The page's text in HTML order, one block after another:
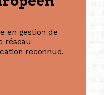
en gestion de
réseau
reconnue.